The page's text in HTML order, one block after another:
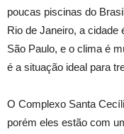
poucas piscinas do
Rio de Janeiro, a cidade
São Paulo, e o clima é
é a situação ideal para
O Complexo Santa
porém eles estão com